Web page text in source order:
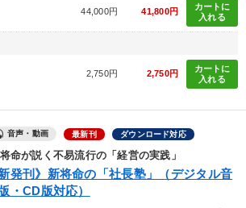
44,000円 41,800円
カートに
入れる
2,750円 2,750円
カートに
入れる
音声・動画 最新刊 ダウンロード対応
命が説く不易流行の「経営の実践」
新発刊》新将命の「社長塾」（デジタル音
・CD版対応）